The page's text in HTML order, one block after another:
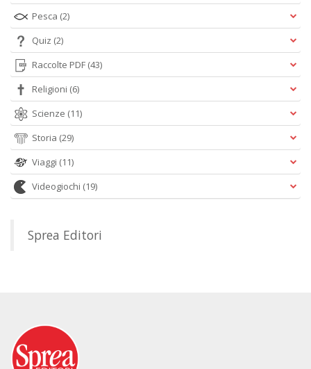
Pesca (2)
Quiz (2)
Raccolte PDF (43)
Religioni (6)
Scienze (11)
Storia (29)
Viaggi (11)
Videogiochi (19)
Sprea Editori